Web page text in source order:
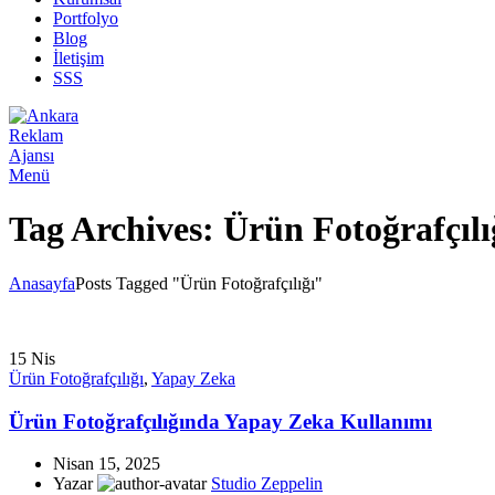
Portfolyo
Blog
İletişim
SSS
Menü
Tag Archives: Ürün
AnasayfaPosts Tagged "Ürün Fotoğrafçılığı"
15 Nis
Ürün Fotoğrafçılığı, Yapay Zeka
Ürün Fotoğrafçılığında Yapay Zeka Kullanımı
Nisan 15, 2025
Yazar
Studio Zeppelin